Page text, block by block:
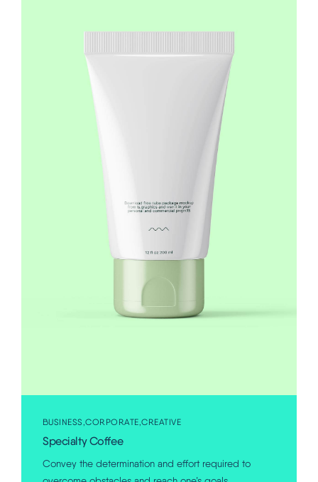
BUSINESS CORPORATE CREATIVE
Specialty Coffee
Convey the determination and effort required to